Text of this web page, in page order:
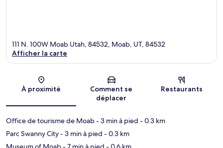
Carte
111 N. 100W Moab Utah, 84532, Moab, UT, 84532
Afficher la carte
À proximité
Comment se
déplacer
Restaurants
Office de tourisme de Moab- 3 min à pied - 0.3 km
Parc Swanny City- 3 min à pied - 0.3 km